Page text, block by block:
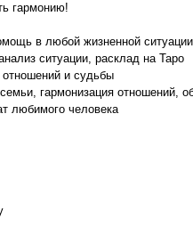
гармонию!
в любой жизненной
ситуации, расклад на Таро
отношений и судьбы
гармонизация отношений,
любимого человека